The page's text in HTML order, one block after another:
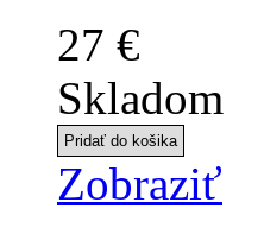
27 €
Skladom
Zobraziť